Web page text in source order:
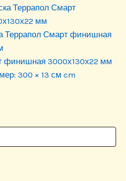
Террапол Смарт финишная
финишная 3000х130х22 мм
300 × 13 см cm